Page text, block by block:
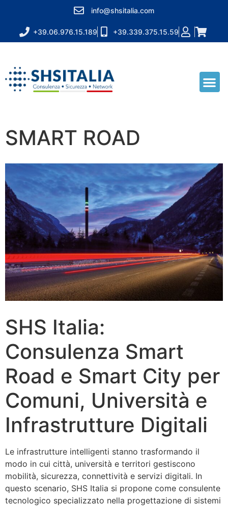
info@shsitalia.com
+39.06.976.15.189 +39.339.375.15.59
SMART ROAD
SHS Italia:
Consulenza Smart
Road e Smart City per
Comuni, Università e
Infrastrutture Digitali
Le infrastrutture intelligenti stanno trasformando il
modo in cui città, università e territori gestiscono
mobilità, sicurezza, connettività e servizi digitali. In
questo scenario, SHS Italia si propone come consulente
tecnologico specializzato nella progettazione di sistemi